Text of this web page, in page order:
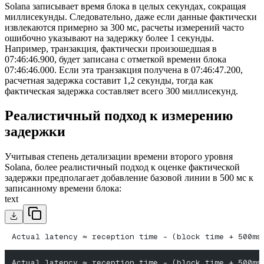
Solana записывает время блока в целых секундах, сокращая
миллисекунды. Следовательно, даже если данные фактически
извлекаются примерно за 300 мс, расчеты измерений часто
ошибочно указывают на задержку более 1 секунды.
Например, транзакция, фактически произошедшая в
07:46:46.900, будет записана с отметкой времени блока
07:46:46.000. Если эта транзакция получена в 07:46:47.200,
расчетная задержка составит 1,2 секунды, тогда как
фактическая задержка составляет всего 300 миллисекунд.
Реалистичный подход к измерению
задержки
Учитывая степень детализации времени второго уровня
Solana, более реалистичный подход к оценке фактической
задержки предполагает добавление базовой линии в 500 мс к
записанному времени блока:
text
Actual latency ≈ reception time - (block time +